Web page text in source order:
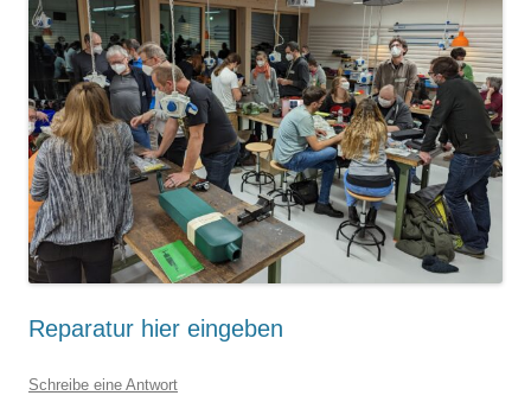
Reparatur hier eingeben
Schreibe eine Antwort